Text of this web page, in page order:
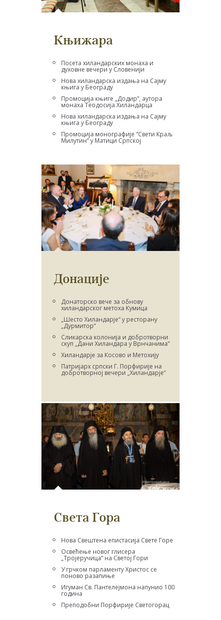
Књижара
Посета хиландарских монаха и
духовне вечери у Словенији
Нова хиландарска издања на Сајму
књига у Београду
Промоција књиге „Додир”, аутора
монаха Теодосија Хиландарца
Нова хиландарска издања на Сајму
књига у Београду
Промоција монографије “Свети Краљ
Милутин“ у Матици Српској
Донације
Донаторско вече за обнову
хиландарског метоха Кумица
„Шесто Хиландарје“ у ресторану
„Дурмитор“
Сликарска колонија и добротворни
скуп „Дани Хиландара у Врнчанима“
Хиландарје за Косово и Метохију
Патријарх српски Г. Порфирије на
добротворној вечери „Хиландарје“
Света Гора
Нова Свештена епистасија Свете Горе
Освећење новог глисера
„Тројеручица“ на Светој Гори
У грчком парламенту Христос се
поново разапиње
Игуман Св. Пантелејмона напунио 100
година
Преподобни Порфирије Светогорац